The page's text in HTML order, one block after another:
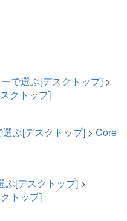
で選ぶ[デスクトップ] >
クトップ]
ぶ[デスクトップ] > Core
ぶ[デスクトップ] >
トップ]